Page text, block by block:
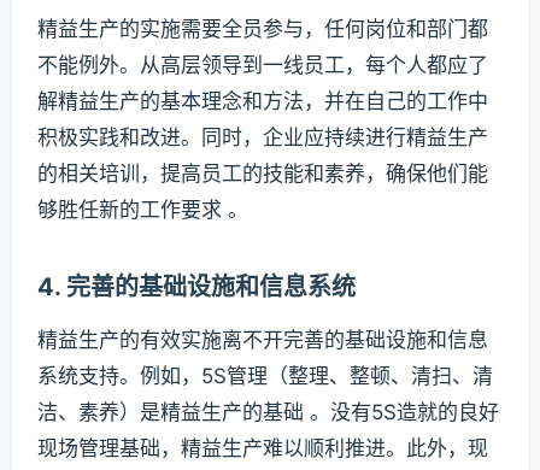
精益生产的实施需要全员参与，任何岗位和部门都
不能例外。从高层领导到一线员工，每个人都应了
解精益生产的基本理念和方法，并在自己的工作中
积极实践和改进。同时，企业应持续进行精益生产
的相关培训，提高员工的技能和素养，确保他们能
够胜任新的工作要求 。
4. 完善的基础设施和信息系统
精益生产的有效实施离不开完善的基础设施和信息
系统支持。例如，5S管理（整理、整顿、清扫、清
洁、素养）是精益生产的基础 。没有5S造就的良好
现场管理基础，精益生产难以顺利推进。此外，现